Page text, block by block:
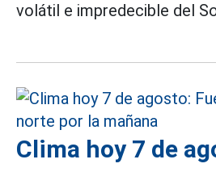
volátil e impredecible del
Clima hoy 7 de